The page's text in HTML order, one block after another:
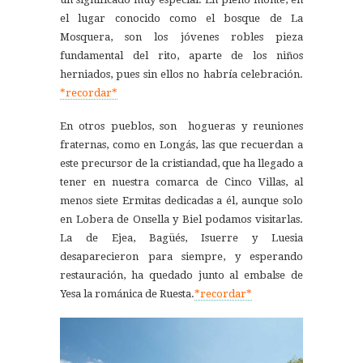
el lugar conocido como el bosque de La
Mosquera, son los jóvenes robles pieza
fundamental del rito, aparte de los niños
herniados, pues sin ellos no habría celebración.
*recordar*
En otros pueblos, son hogueras y reuniones
fraternas, como en Longás, las que recuerdan a
este precursor de la cristiandad, que ha llegado a
tener en nuestra comarca de Cinco Villas, al
menos siete Ermitas dedicadas a él, aunque solo
en Lobera de Onsella y Biel podamos visitarlas.
La de Ejea, Bagüés, Isuerre y Luesia
desaparecieron para siempre, y esperando
restauración, ha quedado junto al embalse de
Yesa la románica de Ruesta.*recordar*